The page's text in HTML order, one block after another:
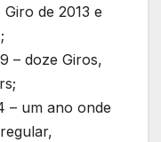
de 2013 e
– doze Giros,
– um ano onde